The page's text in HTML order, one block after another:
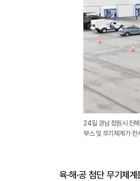
24일 경남 창원시 진
부스 및 무기체계가 전
육·해·공 첨단 무기체